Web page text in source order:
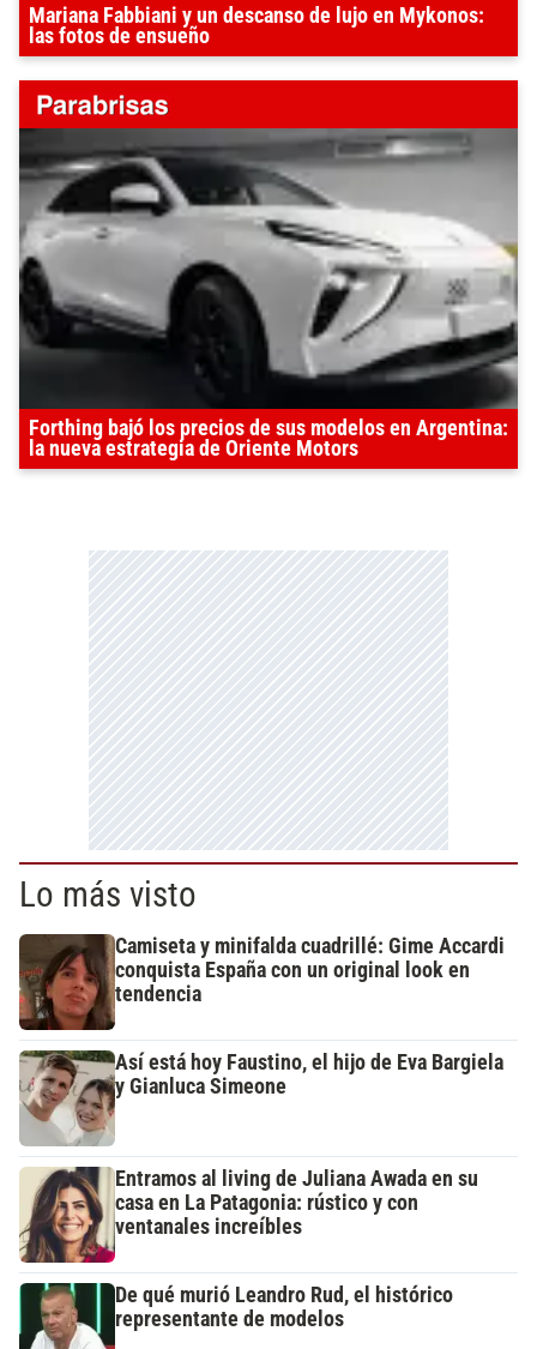
Mariana Fabbiani y un descanso de lujo en Mykonos:
las fotos de ensueño
Forthing bajó los precios de sus modelos en Argentina:
la nueva estrategia de Oriente Motors
Lo más visto
Camiseta y minifalda cuadrillé: Gime Accardi
conquista España con un original look en
tendencia
Así está hoy Faustino, el hijo de Eva Bargiela
y Gianluca Simeone
Entramos al living de Juliana Awada en su
casa en La Patagonia: rústico y con
ventanales increíbles
De qué murió Leandro Rud, el histórico
representante de modelos